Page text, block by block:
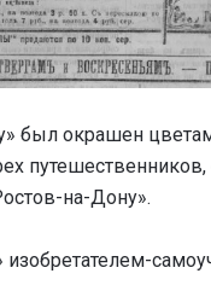
был окрашен
на-Дону».
изобретателем-